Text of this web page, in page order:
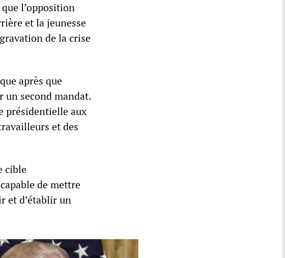
l’opposition
et la jeunesse
de la crise
après que
un second mandat.
présidentielle aux
et des
cible
de mettre
et d’établir un